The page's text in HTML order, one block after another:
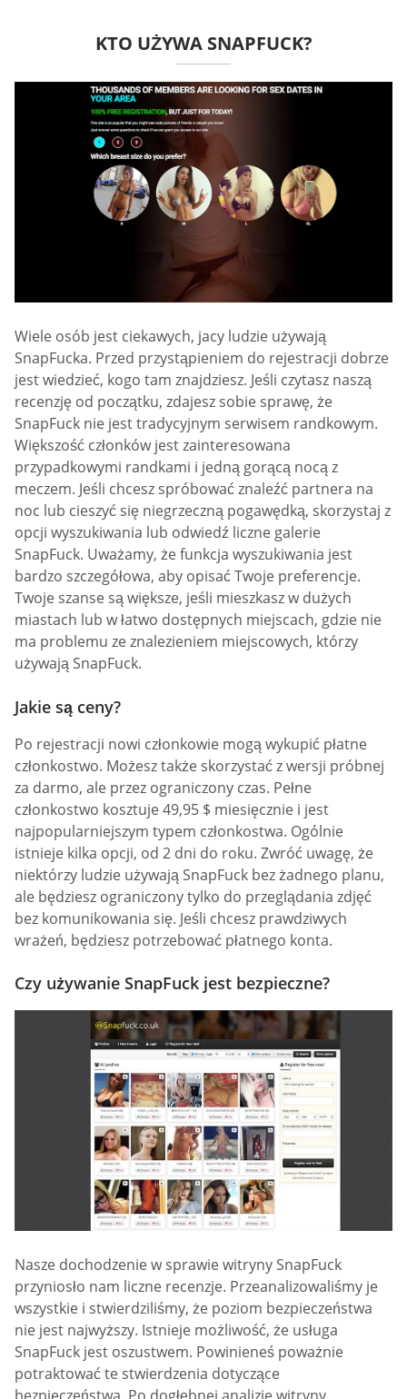
KTO UŻYWA SNAPFUCK?
Wiele osób jest ciekawych, jacy ludzie używają
SnapFucka. Przed przystąpieniem do rejestracji dobrze
jest wiedzieć, kogo tam znajdziesz. Jeśli czytasz naszą
recenzję od początku, zdajesz sobie sprawę, że
SnapFuck nie jest tradycyjnym serwisem randkowym.
Większość członków jest zainteresowana
przypadkowymi randkami i jedną gorącą nocą z
meczem. Jeśli chcesz spróbować znaleźć partnera na
noc lub cieszyć się niegrzeczną pogawędką, skorzystaj z
opcji wyszukiwania lub odwiedź liczne galerie
SnapFuck. Uważamy, że funkcja wyszukiwania jest
bardzo szczegółowa, aby opisać Twoje preferencje.
Twoje szanse są większe, jeśli mieszkasz w dużych
miastach lub w łatwo dostępnych miejscach, gdzie nie
ma problemu ze znalezieniem miejscowych, którzy
używają SnapFuck.
Jakie są ceny?
Po rejestracji nowi członkowie mogą wykupić płatne
członkostwo. Możesz także skorzystać z wersji próbnej
za darmo, ale przez ograniczony czas. Pełne
członkostwo kosztuje 49,95 $ miesięcznie i jest
najpopularniejszym typem członkostwa. Ogólnie
istnieje kilka opcji, od 2 dni do roku. Zwróć uwagę, że
niektórzy ludzie używają SnapFuck bez żadnego planu,
ale będziesz ograniczony tylko do przeglądania zdjęć
bez komunikowania się. Jeśli chcesz prawdziwych
wrażeń, będziesz potrzebować płatnego konta.
Czy używanie SnapFuck jest bezpieczne?
Nasze dochodzenie w sprawie witryny SnapFuck
przyniosło nam liczne recenzje. Przeanalizowaliśmy je
wszystkie i stwierdziliśmy, że poziom bezpieczeństwa
nie jest najwyższy. Istnieje możliwość, że usługa
SnapFuck jest oszustwem. Powinieneś poważnie
potraktować te stwierdzenia dotyczące